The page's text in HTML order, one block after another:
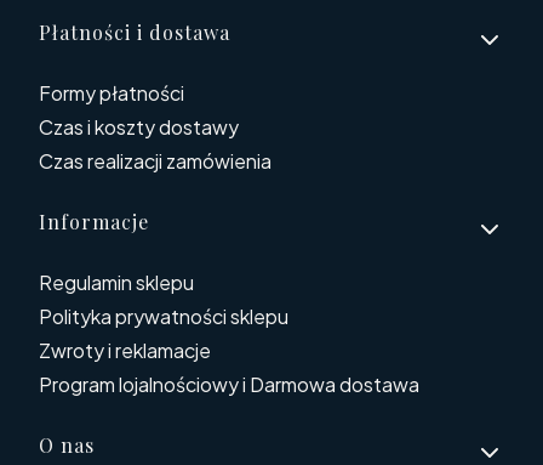
Płatności i dostawa
Formy płatności
Czas i koszty dostawy
Czas realizacji zamówienia
Informacje
Regulamin sklepu
Polityka prywatności sklepu
Zwroty i reklamacje
Program lojalnościowy i Darmowa dostawa
O nas